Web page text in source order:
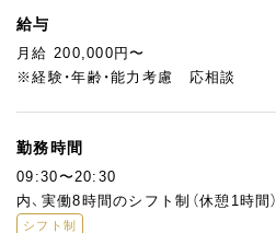
給与
月給 200,000円〜
※経験・年齢・能力考慮 応相談
勤務時間
09:30〜20:30
内、実働8時間のシフト制（休憩1時間）
シフト制